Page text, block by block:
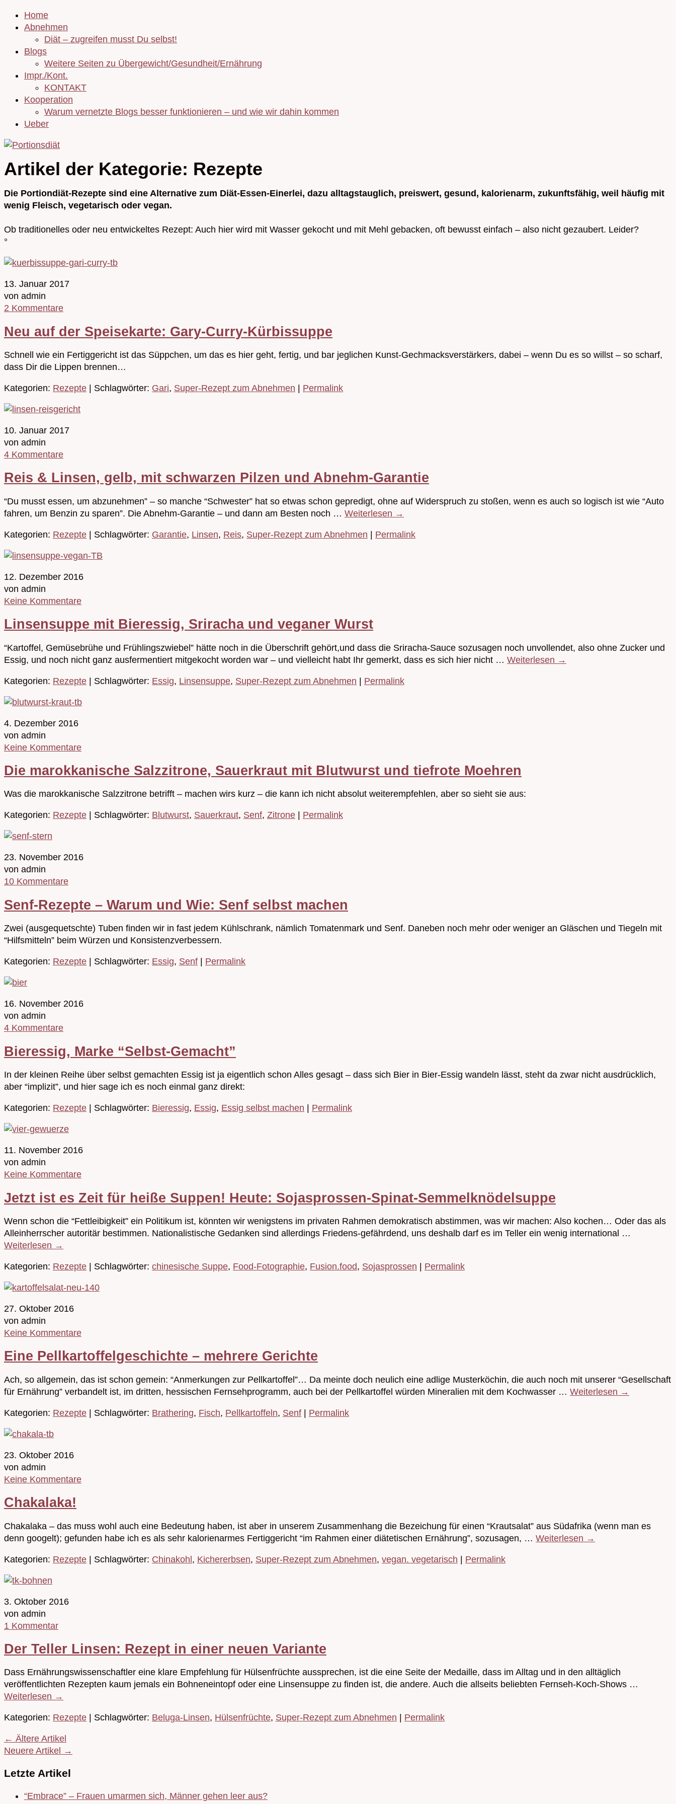
Home
Abnehmen
Diät – zugreifen musst Du selbst!
Blogs
Weitere Seiten zu Übergewicht/Gesundheit/Ernährung
Impr./Kont.
KONTAKT
Kooperation
Warum vernetzte Blogs besser funktionieren – und wie wir dahin kommen
Ueber
Artikel der Kategorie: Rezepte
Die Portiondiät-Rezepte sind eine Alternative zum Diät-Essen-Einerlei, dazu alltagstauglich, preiswert, gesund, kalorienarm, zukunftsfähig, weil häufig mit
wenig Fleisch, vegetarisch oder vegan.
Ob traditionelles oder neu entwickeltes Rezept: Auch hier wird mit Wasser gekocht und mit Mehl gebacken, oft bewusst einfach – also nicht gezaubert. Leider?
°
13. Januar 2017
von admin
2 Kommentare
Neu auf der Speisekarte: Gary-Curry-Kürbissuppe
Schnell wie ein Fertiggericht ist das Süppchen, um das es hier geht, fertig, und bar jeglichen Kunst-Gechmacksverstärkers, dabei – wenn Du es so willst – so scharf,
dass Dir die Lippen brennen…
Kategorien: Rezepte | Schlagwörter: Gari, Super-Rezept zum Abnehmen Permalink
10. Januar 2017
von admin
4 Kommentare
Reis & Linsen, gelb, mit schwarzen Pilzen und Abnehm-Garantie
“Du musst essen, um abzunehmen” – so manche “Schwester” hat so etwas schon gepredigt, ohne auf Widerspruch zu stoßen, wenn es auch so logisch ist wie “Auto
fahren, um Benzin zu sparen”. Die Abnehm-Garantie – und dann am Besten noch … Weiterlesen →
Kategorien: Rezepte | Schlagwörter: Garantie, Linsen, Reis, Super-Rezept zum Abnehmen | Permalink
12. Dezember 2016
von admin
Keine Kommentare
Linsensuppe mit Bieressig, Sriracha und veganer Wurst
“Kartoffel, Gemüsebrühe und Frühlingszwiebel” hätte noch in die Überschrift gehört,und dass die Sriracha-Sauce sozusagen noch unvollendet, also ohne Zucker und
Essig, und noch nicht ganz ausfermentiert mitgekocht worden war – und vielleicht habt Ihr gemerkt, dass es sich hier nicht … Weiterlesen →
Kategorien: Rezepte | Schlagwörter: Essig, Linsensuppe, Super-Rezept zum Abnehmen | Permalink
4. Dezember 2016
von admin
Keine Kommentare
Die marokkanische Salzzitrone, Sauerkraut mit Blutwurst und tiefrote Moehren
Was die marokkanische Salzzitrone betrifft – machen wirs kurz – die kann ich nicht absolut weiterempfehlen, aber so sieht sie aus:
Kategorien: Rezepte | Schlagwörter: Blutwurst, Sauerkraut, Senf, Zitrone Permalink
23. November 2016
von admin
10 Kommentare
Senf-Rezepte – Warum und Wie: Senf selbst machen
Zwei (ausgequetschte) Tuben finden wir in fast jedem Kühlschrank, nämlich Tomatenmark und Senf. Daneben noch mehr oder weniger an Gläschen und Tiegeln mit
“Hilfsmitteln” beim Würzen und Konsistenzverbessern.
Kategorien: Rezepte | Schlagwörter: Essig, Senf Permalink
16. November 2016
von admin
4 Kommentare
Bieressig, Marke “Selbst-Gemacht”
In der kleinen Reihe über selbst gemachten Essig ist ja eigentlich schon Alles gesagt – dass sich Bier in Bier-Essig wandeln lässt, steht da zwar nicht ausdrücklich,
aber “implizit”, und hier sage ich es noch einmal ganz direkt:
Kategorien: Rezepte | Schlagwörter: Bieressig, Essig, Essig selbst machen Permalink
11. November 2016
von admin
Keine Kommentare
Jetzt ist es Zeit für heiße Suppen! Heute: Sojasprossen-Spinat-Semmelknödelsuppe
Wenn schon die “Fettleibigkeit” ein Politikum ist, könnten wir wenigstens im privaten Rahmen demokratisch abstimmen, was wir machen: Also kochen… Oder das als
Alleinherrscher autoritär bestimmen. Nationalistische Gedanken sind allerdings Friedens-gefährdend, uns deshalb darf es im Teller ein wenig international …
Weiterlesen →
Kategorien: Rezepte | Schlagwörter: chinesische Suppe, Food-Fotographie, Fusion.food, Sojasprossen | Permalink
27. Oktober 2016
von admin
Keine Kommentare
Eine Pellkartoffelgeschichte – mehrere Gerichte
Ach, so allgemein, das ist schon gemein: “Anmerkungen zur Pellkartoffel”… Da meinte doch neulich eine adlige Musterköchin, die auch noch mit unserer “Gesellschaft
für Ernährung” verbandelt ist, im dritten, hessischen Fernsehprogramm, auch bei der Pellkartoffel würden Mineralien mit dem Kochwasser … Weiterlesen →
Kategorien: Rezepte | Schlagwörter: Brathering, Fisch, Pellkartoffeln, Senf | Permalink
23. Oktober 2016
von admin
Keine Kommentare
Chakalaka!
Chakalaka – das muss wohl auch eine Bedeutung haben, ist aber in unserem Zusammenhang die Bezeichung für einen “Krautsalat” aus Südafrika (wenn man es
denn googelt); gefunden habe ich es als sehr kalorienarmes Fertiggericht “im Rahmen einer diätetischen Ernährung”, sozusagen, … Weiterlesen →
Kategorien: Rezepte | Schlagwörter: Chinakohl, Kichererbsen, Super-Rezept zum Abnehmen, vegan. vegetarisch | Permalink
3. Oktober 2016
von admin
1 Kommentar
Der Teller Linsen: Rezept in einer neuen Variante
Dass Ernährungswissenschaftler eine klare Empfehlung für Hülsenfrüchte aussprechen, ist die eine Seite der Medaille, dass im Alltag und in den alltäglich
veröffentlichten Rezepten kaum jemals ein Bohneneintopf oder eine Linsensuppe zu finden ist, die andere. Auch die allseits beliebten Fernseh-Koch-Shows …
Weiterlesen →
Kategorien: Rezepte | Schlagwörter: Beluga-Linsen, Hülsenfrüchte, Super-Rezept zum Abnehmen Permalink
← Ältere Artikel
Neuere Artikel →
Letzte Artikel
“Embrace” – Frauen umarmen sich, Männer gehen leer aus?